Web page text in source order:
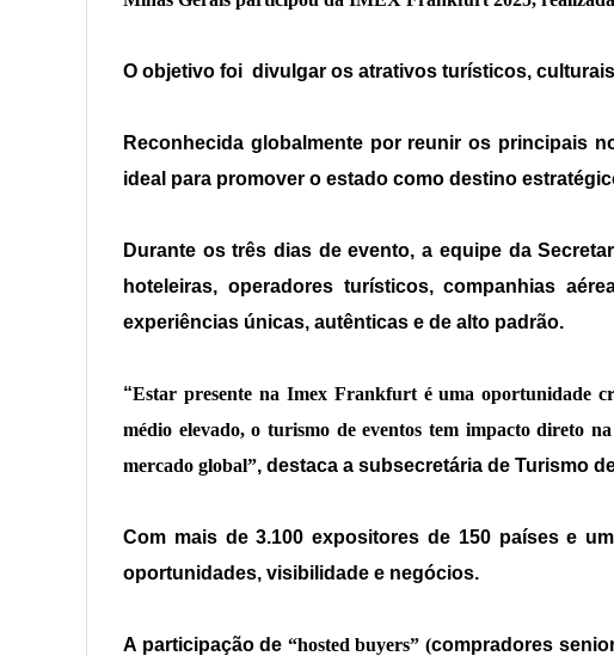
O objetivo foi divulgar os atrativos turísticos,
Reconhecida globalmente por reunir os principais
ideal para promover o estado como destino
Durante os três dias de evento, a equipe da
hoteleiras, operadores turísticos, companhias
experiências únicas, autênticas e de alto padrão.
“Estar presente na Imex Frankfurt é uma oportunidade
médio elevado, o turismo de eventos tem impacto direto
mercado global”, destaca a subsecretária de Turismo
Com mais de 3.100 expositores de 150 países e
oportunidades, visibilidade e negócios.
A participação de “hosted buyers” (compradores